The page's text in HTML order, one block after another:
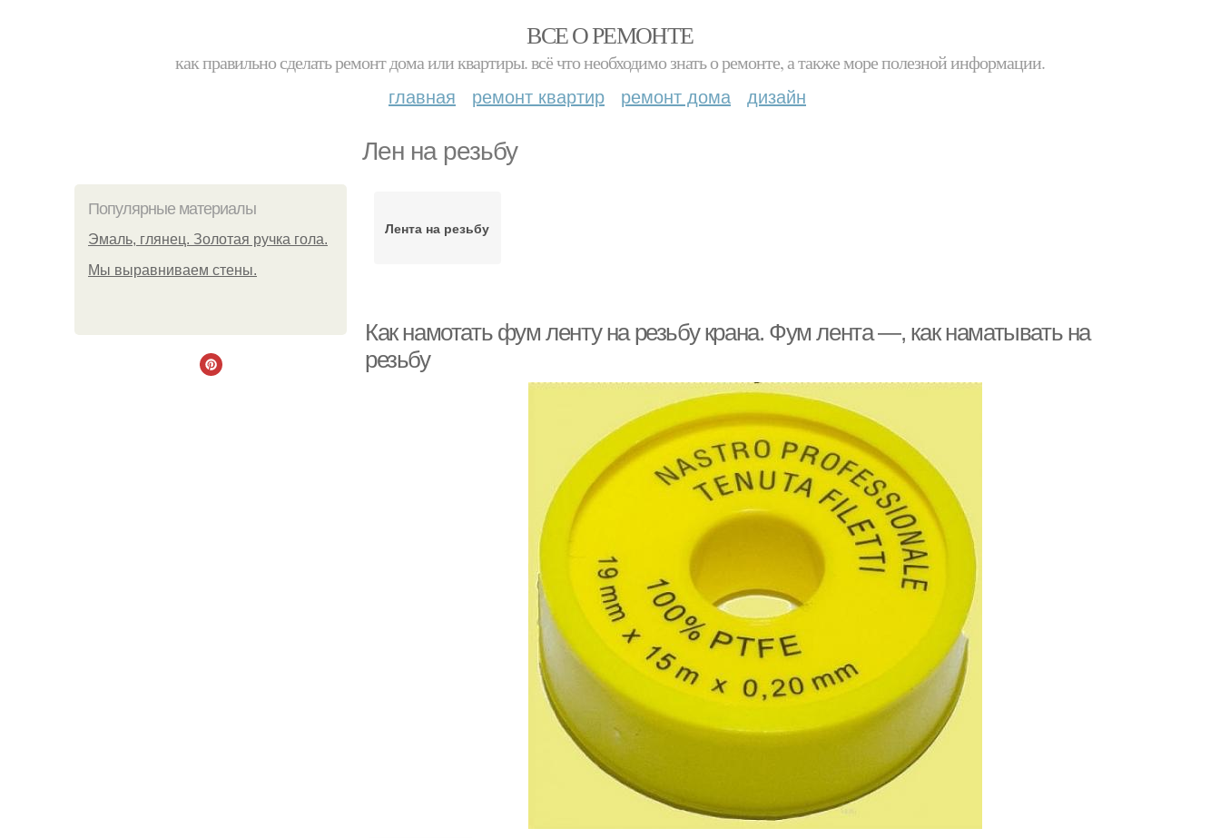
ВСЕ О РЕМОНТЕ
как правильно сделать ремонт дома или квартиры. всё что необходимо знать о ремонте, а также море полезной информации.
главная ремонт квартир ремонт дома дизайн
Лен на резьбу
Популярные материалы
Эмаль, глянец. Золотая ручка гола.
Мы выравниваем стены.
Лента на резьбу
Как намотать фум ленту на резьбу крана. Фум лента —, как наматывать на
резьбу